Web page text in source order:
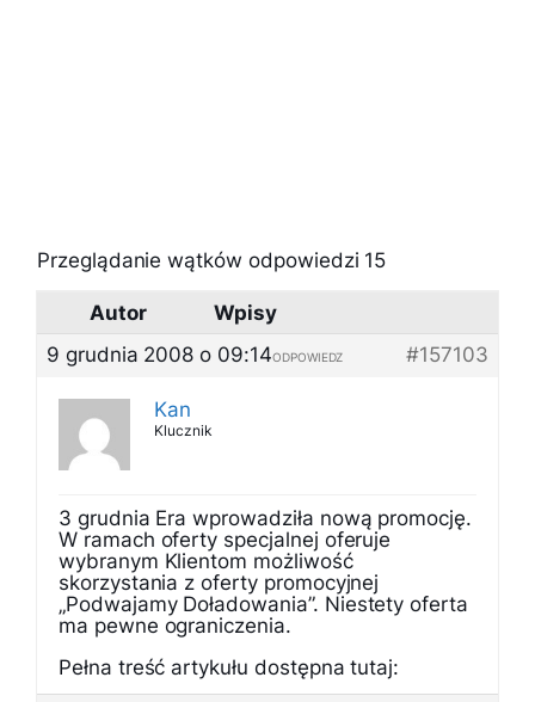
Przeglądanie wątków odpowiedzi 15
Autor
Wpisy
9 grudnia 2008 o 09:14
#157103
ODPOWIEDZ
Kan
Klucznik
3 grudnia Era wprowadziła nową promocję.
W ramach oferty specjalnej oferuje
wybranym Klientom możliwość
skorzystania z oferty promocyjnej
„Podwajamy Doładowania”. Niestety oferta
ma pewne ograniczenia.
Pełna treść artykułu dostępna tutaj: